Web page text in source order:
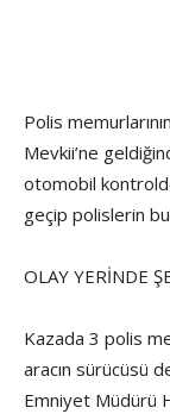
Polis
Mevkii’ne
otomobil
geçip polislerin
OLAY YERİNDE
Kazada 3 polis
aracın sürücüsü
Emniyet Müdürü